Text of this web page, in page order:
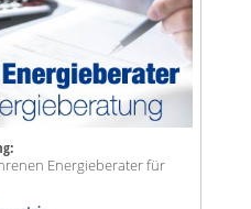
Energieberater für